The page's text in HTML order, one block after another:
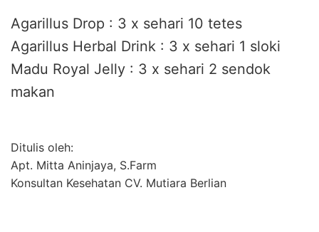
Agarillus Drop : 3 x sehari 10 tetes
Agarillus Herbal Drink : 3 x sehari 1 sloki
Madu Royal Jelly : 3 x sehari 2 sendok
makan
Ditulis oleh:
Apt. Mitta Aninjaya, S.Farm
Konsultan Kesehatan CV. Mutiara Berlian